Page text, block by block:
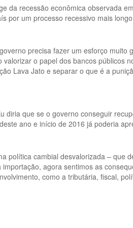
da recessão econômica observada
por um processo recessivo mais
precisa fazer um esforço
o papel dos bancos públicos
Lava Jato e separar o que é a
que se o governo conseguir
ano e início de 2016 já poderia
política cambial desvalorizada – que
agora sentimos as
como a tributária, fiscal,